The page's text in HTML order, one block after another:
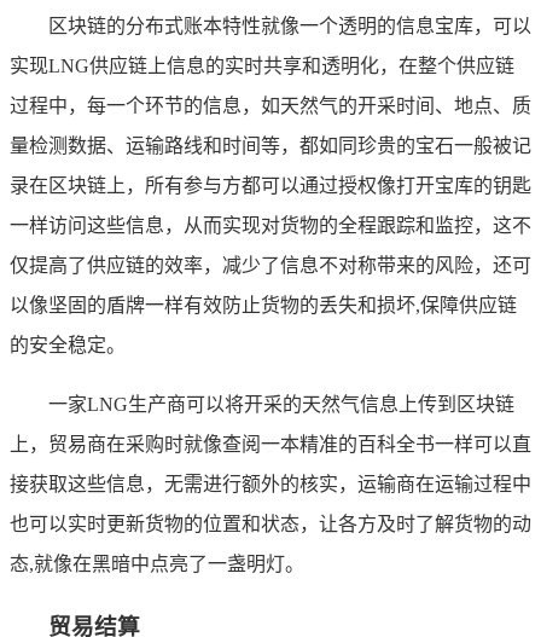
区块链的分布式账本特性就像一个透明的信息宝库，可以
实现LNG供应链上信息的实时共享和透明化，在整个供应链
过程中，每一个环节的信息，如天然气的开采时间、地点、质
量检测数据、运输路线和时间等，都如同珍贵的宝石一般被记
录在区块链上，所有参与方都可以通过授权像打开宝库的钥匙
一样访问这些信息，从而实现对货物的全程跟踪和监控，这不
仅提高了供应链的效率，减少了信息不对称带来的风险，还可
以像坚固的盾牌一样有效防止货物的丢失和损坏,保障供应链
的安全稳定。
一家LNG生产商可以将开采的天然气信息上传到区块链
上，贸易商在采购时就像查阅一本精准的百科全书一样可以直
接获取这些信息，无需进行额外的核实，运输商在运输过程中
也可以实时更新货物的位置和状态，让各方及时了解货物的动
态,就像在黑暗中点亮了一盏明灯。
贸易结算